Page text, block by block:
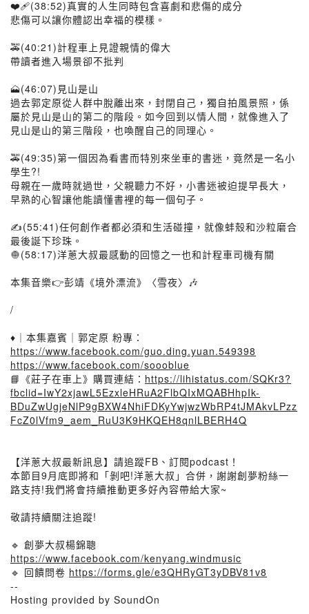
❤️‍🩹(38:52)真實的人生同時包含喜劇和悲傷的成分
悲傷可以讓你體認出幸福的模樣。
🚕(40:21)計程車上見證親情的偉大
帶讀者進入場景卻不批判
🗻(46:07)見山是山
過去郭定原從人群中脫離出來，封閉自己，獨自拍風景照，係
屬於見山是山的第二的階段。如今回到以情人間，就像進入了
見山是山的第三階段，也喚醒自己的同理心。
🚕(49:35)第一個因為看書而特別來坐車的書迷，竟然是一名小
學生?!
母親在一歲時就過世，父親聽力不好，小書迷被迫提早長大，
早熟的心智讓他能讀懂書裡的每一個句子。
✍️(55:41)任何創作者都必須和生活碰撞，就像蚌殼和沙粒磨合
最後誕下珍珠。
🧅(58:17)洋蔥大叔最感動的回憶之一也和計程車司機有關
本集音樂👉彭靖《境外漂流》〈雪夜〉🎶
/
♦️｜本集嘉賓｜郭定原 粉專：
https://www.facebook.com/guo.ding.yuan.549398
https://www.facebook.com/soooblue
📘《莊子在車上》購買連結： https://lihistatus.com/SQKr3?
fbclid=IwY2xjawL5EzxleHRuA2FlbQIxMQABHhpIk-
BDuZwUgjeNlP9gBXW4NhiFDKyYwjwzWbRP4tJMAkvLPzz
FcZ0lVfm9_aem_RuU3K9HKQEH8qnlLBERH4Q
【洋蔥大叔最新訊息】請追蹤FB、訂閱podcast！
本節目9月底即將和「剝吧!洋蔥大叔」合併，謝謝創夢粉絲一
路支持!我們將會持續推動更多好內容帶給大家~
敬請持續關注追蹤!
🔹 創夢大叔楊錦聰
https://www.facebook.com/kenyang.windmusic
🔹 回饋問卷 https://forms.gle/e3QHRyGT3yDBV81v8
--
Hosting provided by SoundOn